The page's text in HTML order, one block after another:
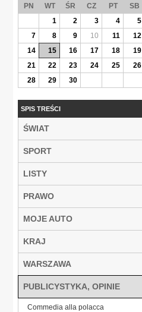
PN WT ŚR CZ PT SB
1
2 3 4 5
7
8 9 10 11 12
14
15 16 17 18 19
21
22 23 24 25 26
28
29 30
SPIS TREŚCI
ŚWIAT
SPORT
LISTY
PRAWO
MOJE AUTO
KRAJ
WARSZAWA
PUBLICYSTYKA, OPINIE
Commedia alla polacca